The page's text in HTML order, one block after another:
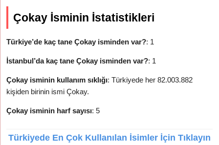
Çokay İsminin İstatistikleri
Türkiye’de kaç tane Çokay isminden var?: 1
İstanbul’da kaç tane Çokay isminden var?: 1
Çokay isminin kullanım sıklığı: Türkiyede her 82.003.882
kişiden birinin ismi Çokay.
Çokay isminin harf sayısı: 5
Türkiyede En Çok Kullanılan İsimler İçin Tıklayın